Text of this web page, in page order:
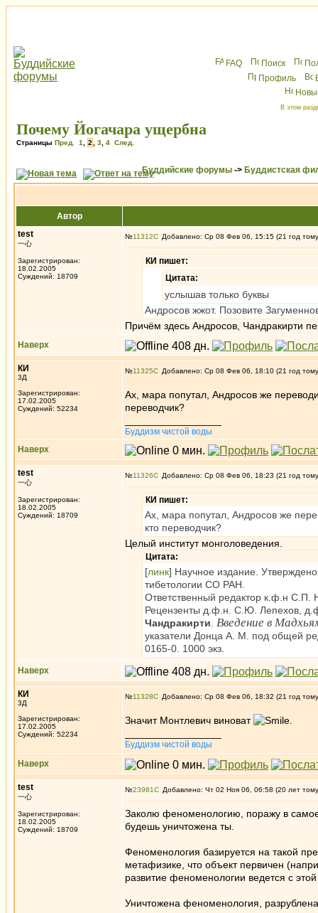
FAQ Поиск
Профиль
В этом
Почему Йогачара ущербна
Страницы Пред. 1 2 3 4 След.
Буддийские форумы -> Буддистская
Автор
test
一心
Зарегистрирован:
18.02.2005
Суждений: 18709
№11312 Добавлено: Ср 08 Фев 06, 15:15 (21 год
КИ пишет:
Цитата:
услышав только буквы
Андросов жжот. Позовите
Причём здесь Андросов, Чандракирти
Наверх
КИ
3Д
Зарегистрирован:
17.02.2005
Суждений: 52234
№11325 Добавлено: Ср 08 Фев 06, 18:10 (21 год
Ах, мара попутал, Андросов же
переводчик?
Буддизм чистой воды
Наверх
test
一心
Зарегистрирован:
18.02.2005
Суждений: 18709
№11326 Добавлено: Ср 08 Фев 06, 18:23 (21 год
КИ пишет:
Ах, мара попутал, Андросов же
кто переводчик?
Целый институт монголоведения.
Цитата:
[линк] Научное издание.
тибетологии СО РАН.
Ответственный редактор к.ф.н С.П.
Рецензенты д.ф.н. С.Ю. Лепехов,
Чандракирти Введение в
указатели Донца А. М. под общей
0165-0. 1000 экз.
Наверх
КИ
3Д
Зарегистрирован:
17.02.2005
Суждений: 52234
№11328 Добавлено: Ср 08 Фев 06, 18:32 (21 год
Значит Монтлевич виноват
Буддизм чистой воды
Наверх
test
一心
Зарегистрирован:
18.02.2005
Суждений: 18709
№23981 Добавлено: Чт 02 Ноя 06, 06:58 (20 лет
Заколю феноменологию, поражу в
будешь уничтожена ты.
Феноменология базируется на такой
метафизике, что объект первичен
развитие феноменологии ведется с
Уничтожена феноменология,